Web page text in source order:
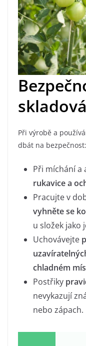
Při výrobě a
dbát na bezpečnost:
Při míchání a
rukavice a
Pracujte v
vyhněte se
u složek jako
Uchovávejte
chladném
Postřiky
nevykazují
nebo zápach.